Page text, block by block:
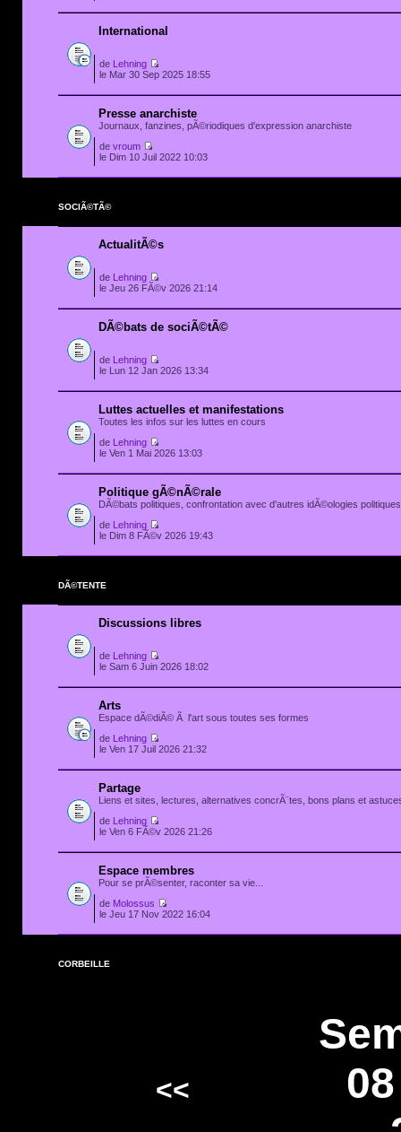
International
de
Lehning
le Mar 30 Sep 2025 18:55
Presse anarchiste
Journaux, fanzines, pÃ©riodiques d'expression anarchiste
de vroum
le Dim 10 Juil 2022 10:03
SOCIÃ©TÃ©
ActualitÃ©s
de
Lehning
le Jeu 26 FÃ©v 2026 21:14
DÃ©bats de sociÃ©tÃ©
de
Lehning
le Lun 12 Jan 2026 13:34
Luttes actuelles et manifestations
Toutes les infos sur les luttes en cours
de
Lehning
le Ven 1 Mai 2026 13:03
Politique gÃ©nÃ©rale
DÃ©bats politiques, confrontation avec d'autres idÃ©ologies
de
Lehning
le Dim 8 FÃ©v 2026 19:43
DÃ©TENTE
Discussions libres
de
Lehning
le Sam 6 Juin 2026 18:02
Arts
Espace dÃ©diÃ© Ã l'art sous toutes ses formes
de
Lehning
le Ven 17 Juil 2026 21:32
Partage
Liens et sites, lectures, alternatives concrÃ¨tes, bons plans et
de
Lehning
le Ven 6 FÃ©v 2026 21:26
Espace membres
Pour se prÃ©senter, raconter sa vie...
de Molossus
le Jeu 17 Nov 2022 16:04
CORBEILLE
<<